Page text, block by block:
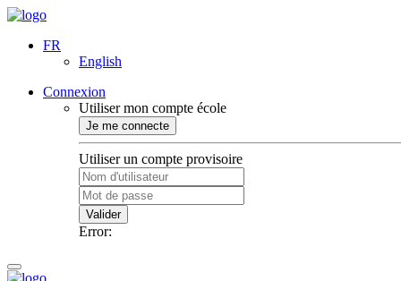
FR
English
Connexion
Utiliser mon compte école
Je me connecte
Utiliser un compte provisoire
Valider
Error: